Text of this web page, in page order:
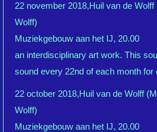
22 november 2018,Huil van de
Wolff)
Muziekgebouw aan het IJ, 20.00
an interdisciplinary art work. This
sound every 22nd of each month for
22 october 2018,Huil van de Wolff
Wolff)
Muziekgebouw aan het IJ, 20.00